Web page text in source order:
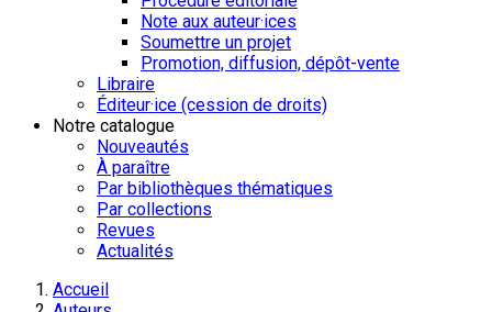
Note aux auteur·ices
Soumettre un projet
Promotion, diffusion, dépôt-vente
Libraire
Éditeur·ice (cession de droits)
Notre catalogue
Nouveautés
À paraître
Par bibliothèques thématiques
Par collections
Revues
Actualités
Accueil